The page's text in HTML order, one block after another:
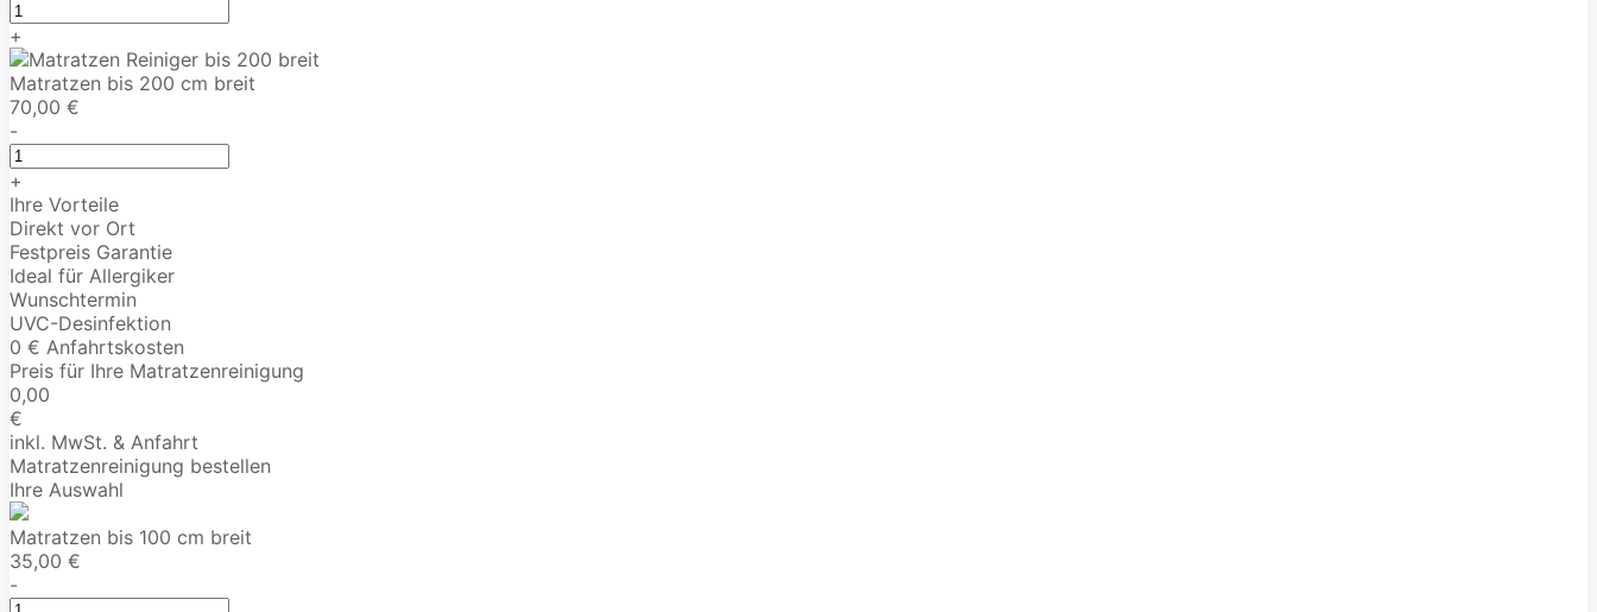
+
Matratzen bis 200 cm breit
70,00 €
-
+
Ihre Vorteile
Direkt vor Ort
Festpreis Garantie
Ideal für Allergiker
Wunschtermin
UVC-Desinfektion
0 € Anfahrtskosten
Preis für Ihre Matratzenreinigung
0,00
€
inkl. MwSt. & Anfahrt
Matratzenreinigung bestellen
Ihre Auswahl
Matratzen bis 100 cm breit
35,00 €
-